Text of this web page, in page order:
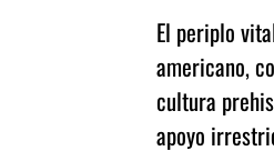
El periplo
americano,
cultura
apoyo